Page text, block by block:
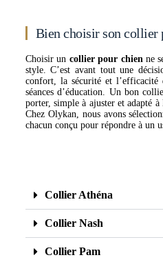
Bien choisir son collier
Choisir un collier pour chienne
style. C’est avant tout une
confort, la sécurité et l’efficacité
séances d’éducation. Un bon
porter, simple à ajuster et adapté
Chez Olykan, nous avons
chacun conçu pour répondre à un
Collier Athéna
Collier Nash
Collier Pam